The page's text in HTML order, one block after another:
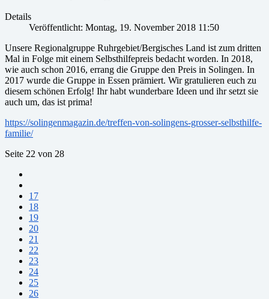
Details
Veröffentlicht: Montag, 19. November 2018 11:50
Unsere Regionalgruppe Ruhrgebiet/Bergisches Land ist zum dritten
Mal in Folge mit einem Selbsthilfepreis bedacht worden. In 2018,
wie auch schon 2016, errang die Gruppe den Preis in Solingen. In
2017 wurde die Gruppe in Essen prämiert. Wir gratulieren euch zu
diesem schönen Erfolg! Ihr habt wunderbare Ideen und ihr setzt sie
auch um, das ist prima!
https://solingenmagazin.de/treffen-von-solingens-grosser-selbsthilfe-
familie/
Seite 22 von 28
17
18
19
20
21
22
23
24
25
26